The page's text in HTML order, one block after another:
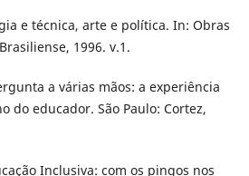
e técnica, arte e política. In: Obras
1996. v.1.
a várias mãos: a experiência
do educador. São Paulo: Cortez,
Inclusiva: com os pingos nos